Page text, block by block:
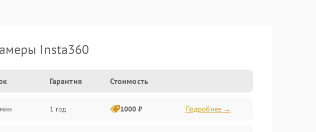
Insta360
Гарантия Стоимость
1 год 1000 ₽ Подробнее →